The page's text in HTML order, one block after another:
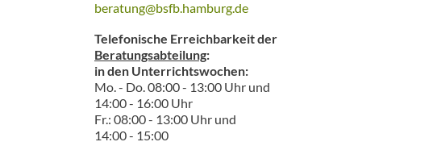
beratung@bsfb.hamburg.de
Telefonische Erreichbarkeit der
Beratungsabteilung:
in den Unterrichtswochen:
Mo. - Do. 08:00 - 13:00 Uhr und
14:00 - 16:00 Uhr
Fr.: 08:00 - 13:00 Uhr und
14:00 - 15:00